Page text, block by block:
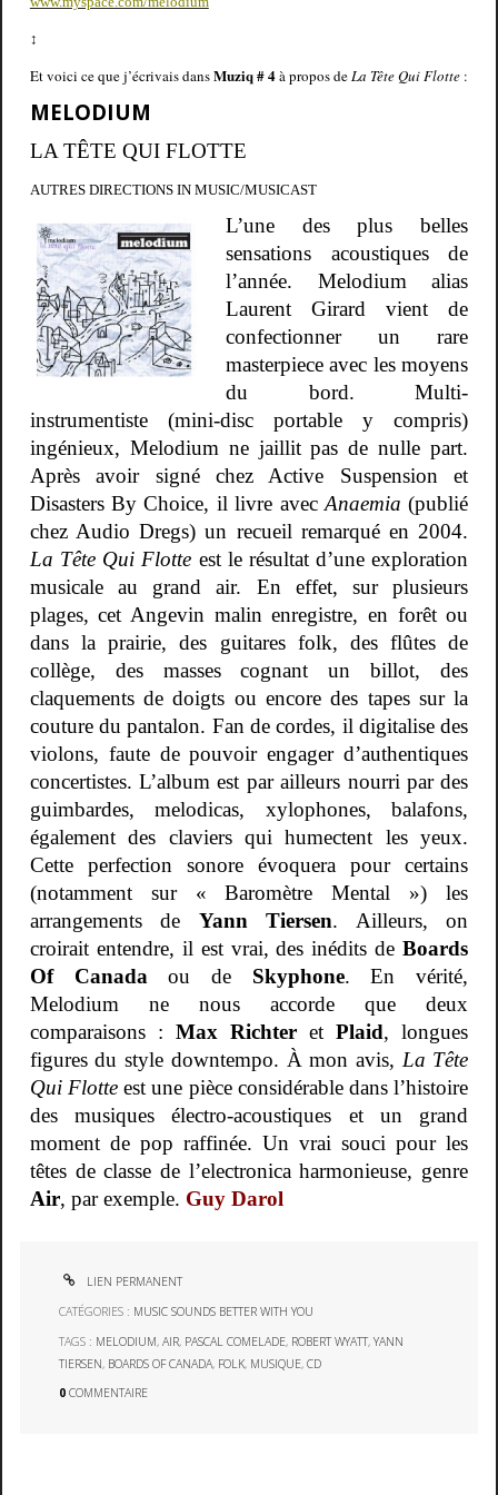
↕
Et voici ce que j’écrivais dansMuziq # 4à propos deLa Tête Qui Flotte :
MELODIUM
LA TÊTE QUI FLOTTE
AUTRES DIRECTIONS IN MUSIC/MUSICAST
L’une des plus belles
sensations acoustiques de
l’année. Melodium alias
Laurent Girard vient de
confectionner un rare
masterpiece avec les moyens
du bord. Multi-
instrumentiste (mini-disc portable y compris)
ingénieux, Melodium ne jaillit pas de nulle part.
Après avoir signé chez Active Suspension et
Disasters By Choice, il livre avec Anaemia (publié
chez Audio Dregs) un recueil remarqué en 2004.
La Tête Qui Flotte est le résultat d’une exploration
musicale au grand air. En effet, sur plusieurs
plages, cet Angevin malin enregistre, en forêt ou
dans la prairie, des guitares folk, des flûtes de
collège, des masses cognant un billot, des
claquements de doigts ou encore des tapes sur la
couture du pantalon. Fan de cordes, il digitalise des
violons, faute de pouvoir engager d’authentiques
concertistes. L’album est par ailleurs nourri par des
guimbardes, melodicas, xylophones, balafons,
également des claviers qui humectent les yeux.
Cette perfection sonore évoquera pour certains
(notamment sur « Baromètre Mental ») les
arrangements de
Yann Tiersen. Ailleurs, on
croirait entendre, il est vrai, des inédits de Boards
Of Canada
ou de Skyphone. En vérité,
Melodium ne nous accorde que deux
comparaisons : Max Richter et Plaid, longues
figures du style downtempo. À mon avis, La Tête
Qui Flotte est une pièce considérable dans l’histoire
des musiques électro-acoustiques et un grand
moment de pop raffinée. Un vrai souci pour les
têtes de classe de l’electronica harmonieuse, genre
Air, par exemple. Guy Darol
LIEN PERMANENT
CATÉGORIES : MUSIC SOUNDS BETTER WITH YOU
TAGS : MELODIUM,AIR, PASCAL COMELADE, ROBERT WYATT,YANN
TIERSEN, BOARDS OF CANADA, FOLK, MUSIQUE,CD
0 COMMENTAIRE